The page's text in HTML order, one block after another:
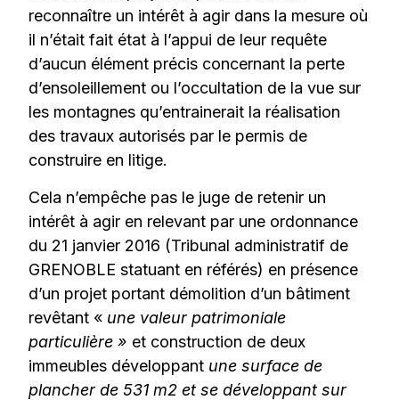
reconnaître un intérêt à agir dans la mesure où
il n’était fait état à l’appui de leur requête
d’aucun élément précis concernant la perte
d’ensoleillement ou l’occultation de la vue sur
les montagnes qu’entrainerait la réalisation
des travaux autorisés par le permis de
construire en litige.
Cela n’empêche pas le juge de retenir un
intérêt à agir en relevant par une ordonnance
du 21 janvier 2016 (Tribunal administratif de
GRENOBLE statuant en référés) en présence
d’un projet portant démolition d’un bâtiment
revêtant « une valeur patrimoniale
particulière » et construction de deux
immeubles développant une surface de
plancher de 531 m2 et se développant sur